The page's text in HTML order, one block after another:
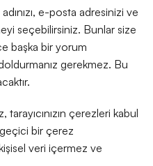
e-posta adresinizi ve
seçebilirsiniz. Bunlar size
başka bir yorum
gerekmez. Bu
tarayıcınızın çerezleri kabul
bir çerez
veri içermez ve